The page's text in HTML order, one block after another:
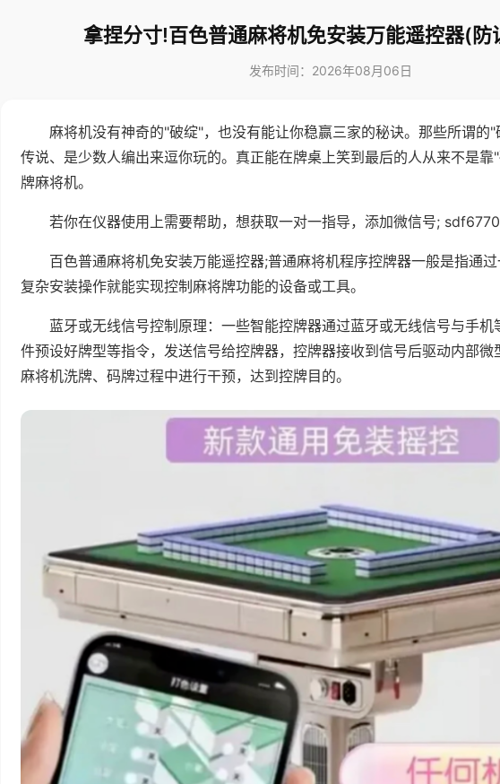
拿捏分寸!百色普通麻将机免安装万能遥控器(防
发布时间：2026年08月06日
麻将机没有神奇的"破绽"，也没有能让你稳赢三家的秘诀。那些所谓的
传说、是少数人编出来逗你玩的。真正能在牌桌上笑到最后的人从来不是
牌麻将机。
若你在仪器使用上需要帮助，想获取一对一指导，添加微信号; sdf6770
百色普通麻将机免安装万能遥控器;普通麻将机程序控牌器一般是指通
复杂安装操作就能实现控制麻将牌功能的设备或工具。
蓝牙或无线信号控制原理：一些智能控牌器通过蓝牙或无线信号与手
件预设好牌型等指令，发送信号给控牌器，控牌器接收到信号后驱动内部微
麻将机洗牌、码牌过程中进行干预，达到控牌目的。